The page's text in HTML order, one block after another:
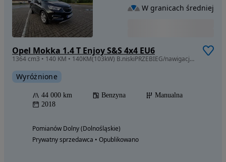
Opel Mokka 1.4 T Enjoy S&S 4x4 EU6
1364 cm3 • 140 KM • 140KM(103kW) B.niskiPRZEBIEG/nawigacja/PODGRZEWANEfotele
Wyróżnione
44 000 km Benzyna
Manualna
2018
Pomianów Dolny (Dolnośląskie)
Prywatny sprzedawca • Opublikowano
W granicach średniej